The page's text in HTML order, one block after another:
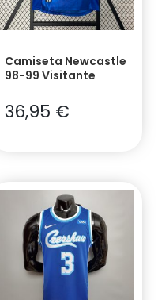
Camiseta Newcastle
98-99 Visitante
36,95 €